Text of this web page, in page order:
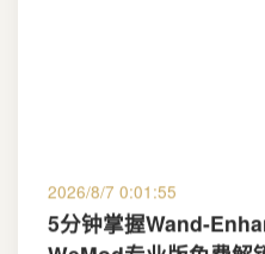
2026/8/7 0:01:55
5分钟掌握Wand-